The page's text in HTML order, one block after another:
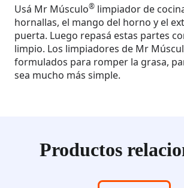
Usá Mr Músculo® limpiador de
hornallas, el mango del horno y el
puerta. Luego repasá estas partes
limpio. Los limpiadores de Mr
formulados para romper la grasa,
sea mucho más simple.
Productos